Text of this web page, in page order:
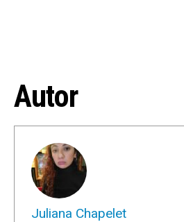
Autor
Juliana Chapelet